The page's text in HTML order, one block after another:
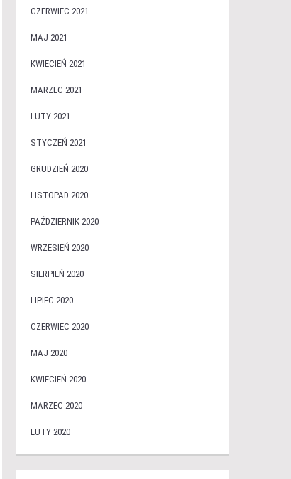
CZERWIEC 2021
MAJ 2021
KWIECIEŃ 2021
MARZEC 2021
LUTY 2021
STYCZEŃ 2021
GRUDZIEŃ 2020
LISTOPAD 2020
PAŹDZIERNIK 2020
WRZESIEŃ 2020
SIERPIEŃ 2020
LIPIEC 2020
CZERWIEC 2020
MAJ 2020
KWIECIEŃ 2020
MARZEC 2020
LUTY 2020